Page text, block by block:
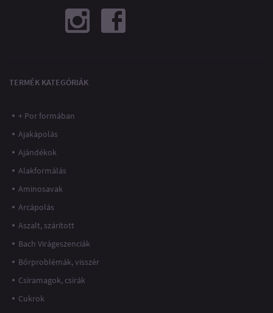
TERMÉK KATEGÓRIÁK
+ Por formában
Ajakápolás
Ajándékok
Alakformálás
Aminosavak
Arcápolás
Aszalt, szárított
Bach Virágeszenciák
Bőrproblémák, visszér
Csíramagok, csírák
Cukrok